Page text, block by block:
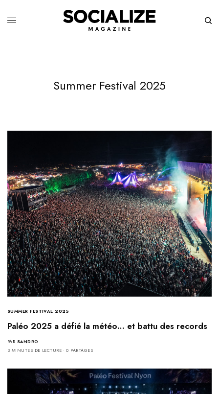
Summer Festival 2025
SUMMER FESTIVAL 2025
Paléo 2025 a défié la météo… et battu des records
PAR SANDRO
3 MINUTES DE LECTURE
0 PARTAGES